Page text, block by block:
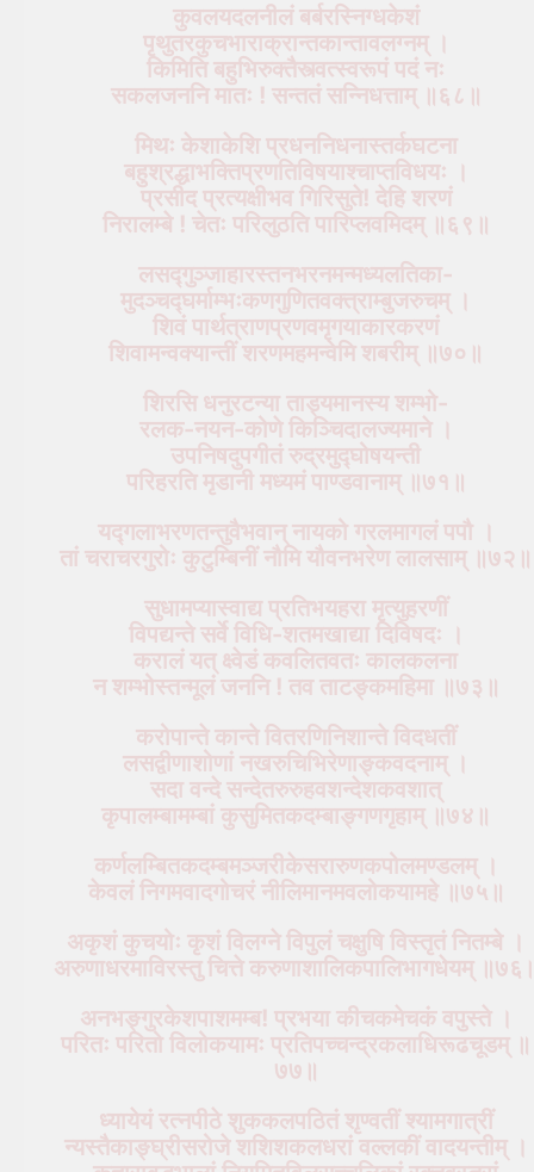
कुवलयदलनीलं बर्बरस्निग्धकेशं
पृथुतरकुचभाराक्रान्तकान्तावलग्नम् ।
किमिति बहुभिरुक्तैस्त्वत्स्वरूपं पदं नः
सकलजननि मातः ! सन्ततं सन्निधत्ताम् ॥६८॥
मिथः केशाकेशि प्रधननिधनास्तर्कघटना
बहुश्रद्धाभक्तिप्रणतिविषयाश्चाप्तविधयः ।
प्रसीद प्रत्यक्षीभव गिरिसुते! देहि शरणं
निरालम्बे ! चेतः परिलुठति पारिप्लवमिदम् ॥६९॥
लसद्गुञ्जाहारस्तनभरनमन्मध्यलतिका-
मुदञ्चद्घर्माम्भःकणगुणितवक्त्राम्बुजरुचम् ।
शिवं पार्थत्राणप्रणवमृगयाकारकरणं
शिवामन्वक्यान्तीं शरणमहमन्वेमि शबरीम् ॥७०॥
शिरसि धनुरटन्या ताड्यमानस्य शम्भो-
रलक-नयन-कोणे किञ्चिदालज्यमाने ।
उपनिषदुपगीतं रुद्रमुद्घोषयन्ती
परिहरति मृडानी मध्यमं पाण्डवानाम् ॥७१॥
यद्गलाभरणतन्तुवैभवान् नायको गरलमागलं पपौ ।
तां चराचरगुरोः कुटुम्बिनीं नौमि यौवनभरेण लालसाम् ॥७२॥
सुधामप्यास्वाद्य प्रतिभयहरा मृत्युहरणीं
विपद्यन्ते सर्वे विधि-शतमखाद्या दिविषदः ।
करालं यत् क्ष्वेडं कवलितवतः कालकलना
न शम्भोस्तन्मूलं जननि ! तव ताटङ्कमहिमा ॥७३॥
करोपान्ते कान्ते वितरणिनिशान्ते विदधतीं
लसद्वीणाशोणां नखरुचिभिरेणाङ्कवदनाम् ।
सदा वन्दे सन्देतरुरुहवशन्देशकवशात्
कृपालम्बामम्बां कुसुमितकदम्बाङ्गणगृहाम् ॥७४॥
कर्णलम्बितकदम्बमञ्जरीकेसरारुणकपोलमण्डलम् ।
केवलं निगमवादगोचरं नीलिमानमवलोकयामहे ॥७५॥
अकृशं कुचयोः कृशं विलग्ने विपुलं चक्षुषि विस्तृतं नितम्बे ।
अरुणाधरमाविरस्तु चित्ते करुणाशालिकपालिभागधेयम्
अनभङ्गुरकेशपाशमम्ब! प्रभया कीचकमेचकं वपुस्ते ।
परितः परितो विलोकयामः प्रतिपच्चन्द्रकलाधिरूढचूडम् ॥
७७॥
ध्यायेयं रत्नपीठे शुककलपठितं श‍ृण्वतीं श्यामगात्रीं
न्यस्तैकाङ्घ्रीसरोजे शशिशकलधरां वल्लकीं वादयन्तीम् ।